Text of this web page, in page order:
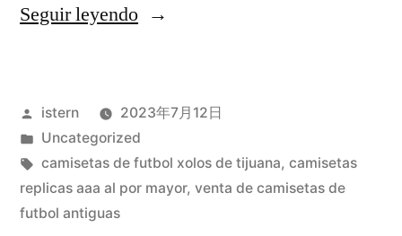
Seguir leyendo«moldes
de
futbol»
Publicado
por
istern
2023年7月12日
Publicado
en
Uncategorized
Etiquetas:
camisetas de futbol xolos de tijuana, camisetas
replicas aaa al por mayor, venta de camisetas de
futbol antiguas